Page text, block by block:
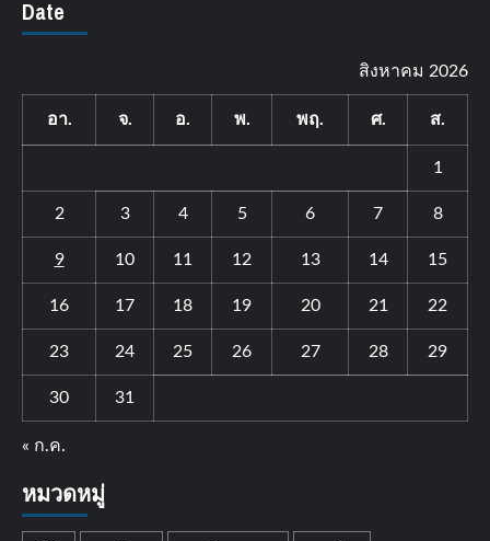
Date
สิงหาคม 2026
อา. จ. อ. พ. พฤ. ศ. ส.
1
2 3 4 5 6 7 8
9 10 11 12 13 14 15
16 17 18 19 20 21 22
23 24 25 26 27 28 29
30 31
« ก.ค.
หมวดหมู่